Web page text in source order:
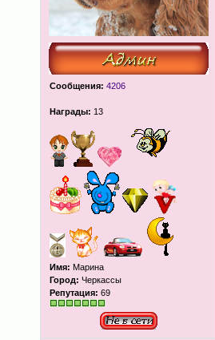
Сообщения: 4206
Награды: 13
Имя: Марина
Город: Черкассы
Репутация: 69